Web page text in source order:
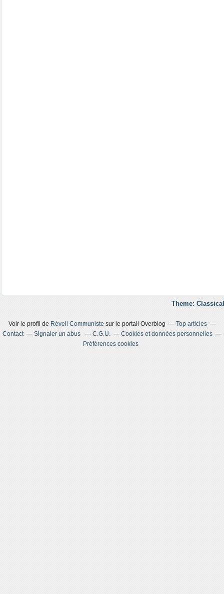
Theme:
Voir le profil de Réveil Communiste sur le portail Overblog
Top articles
Contact
Signaler un abus C.G.U.
Cookies et données personnelles
Préférences cookies